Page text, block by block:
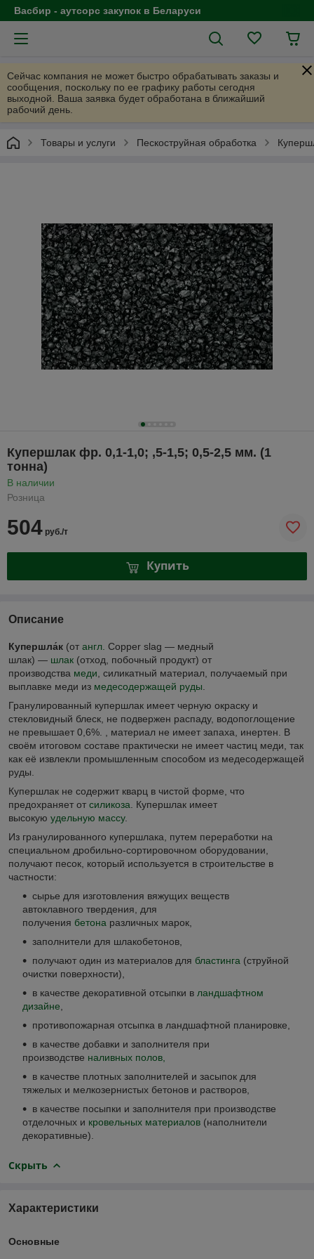
Васбир - аутсорс закупок в Беларуси
Сейчас компания не может быстро обрабатывать заказы и
сообщения, поскольку по ее графику работы сегодня
выходной. Ваша заявка будет обработана в ближайший
рабочий день.
Товары и услуги Пескоструйная обработка
Купершлак фр. 0,1-1,0; ,5-1,5; 0,5-2,5 мм. (1
тонна)
В наличии
Розница
504 руб./т
Купить
Описание
Купершла́к (от англ. Copper slag — медный
шлак) — шлак (отход, побочный продукт) от
производства меди , силикатный материал, получаемый при
выплавке меди из медесодержащей руды
Гранулированный купершлак имеет черную окраску и
стекловидный блеск, не подвержен распаду, водопоглощение
не превышает 0,6%. , материал не имеет запаха, инертен. В
своём итоговом составе практически не имеет частиц меди, так
как её извлекли промышленным способом из медесодержащей
руды.
Купершлак не содержит кварц в чистой форме, что
предохраняет от силикоза . Купершлак имеет
высокую удельную массу.
Из гранулированного купершлака, путем переработки на
специальном дробильно-сортировочном оборудовании,
получают песок, который используется в строительстве в
частности:
сырье для изготовления вяжущих веществ
автоклавного твердения, для
получения бетона различных марок,
заполнители для шлакобетонов,
получают один из материалов для бластинга (струйной
очистки поверхности),
в качестве декоративной отсыпки в ландшафтном
дизайне
противопожарная отсыпка в ландшафтной планировке,
в качестве добавки и заполнителя при
производстве наливных полов,
в качестве плотных заполнителей и засыпок для
тяжелых и мелкозернистых бетонов и растворов,
в качестве посыпки и заполнителя при производстве
отделочных и кровельных материалов (наполнители
декоративные).
Скрыть
Характеристики
Основные